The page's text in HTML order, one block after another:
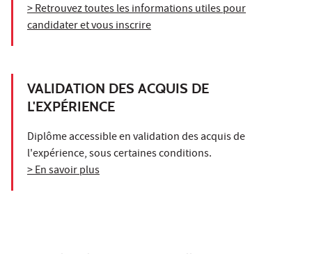
> Retrouvez toutes les informations utiles pour
candidater et vous inscrire
VALIDATION DES ACQUIS DE
L'EXPÉRIENCE
Diplôme accessible en validation des acquis de
l'expérience, sous certaines conditions.
> En savoir plus